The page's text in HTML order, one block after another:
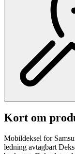
Kort om
Mobildeksel for
ledning avtagbart